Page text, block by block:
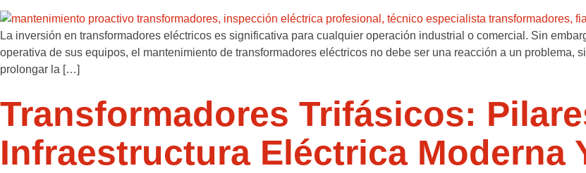
La inversión en transformadores eléctricos es significativa para cualquier operación industrial o comercial. Sin
operativa de sus equipos, el mantenimiento de transformadores eléctricos no debe ser una reacción a un problema,
prolongar la […]
Transformadores Trifásicos:
Infraestructura Eléctrica Moderna